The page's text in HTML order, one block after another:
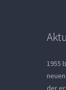
1955
der